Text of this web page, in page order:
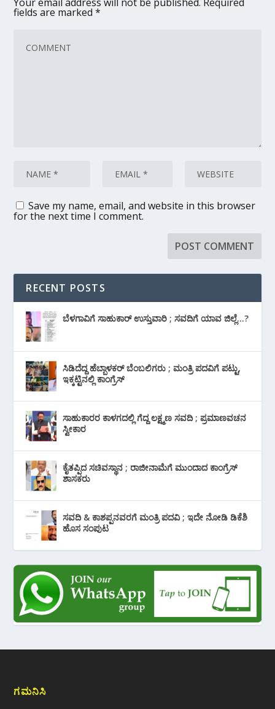
fields are marked*
Save my name, email, and website in this browser
for the next time I comment.
RECENT POSTS
ಬೆಳಗಾವಿಗೆ ಸಾಹುಕಾರ್ ಉಸ್ತುವಾರಿ ; ಸವದಿಗೆ ಯಾವ ಜಿಲ್ಲೆ…?
ಸಿಡಿದೆದ್ದ ಹೆಬ್ಬಾಳಕರ್ ಬೆಂಬಲಿಗರು ; ಮಂತ್ರಿ ಪದವಿಗೆ ‌ಪಟ್ಟು,
ಇಕ್ಕಟ್ಟಿನಲ್ಲಿ ಕಾಂಗ್ರೆಸ್
ಸಾಹುಕಾರರ ಕಾಳಗದಲ್ಲಿ ಗೆದ್ದ ಲಕ್ಷ್ಮಣ ಸವದಿ ; ಪ್ರಮಾಣವಚನ
ಸ್ವೀಕಾರ
ಕೈತಪ್ಪಿದ ಸಚಿವಸ್ಥಾನ ; ರಾಜೀನಾಮೆಗೆ ಮುಂದಾದ ಕಾಂಗ್ರೆಸ್
‌ಶಾಸಕರು
ಸವದಿ & ಕಾಶಪ್ಪನವರಗೆ ಮಂತ್ರಿ ಪದವಿ ; ಇದೇ ನೋಡಿ‌ ಡಿಕೆಶಿ
ಹೊಸ ಸಂಪುಟ
ಗಮನಿಸಿ